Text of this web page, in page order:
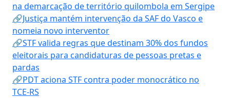
na demarcação de território quilombola em Sergipe
🔗Justiça mantém intervenção da SAF do Vasco e
nomeia novo interventor
🔗STF valida regras que destinam 30% dos fundos
eleitorais para candidaturas de pessoas pretas e
pardas
🔗PDT aciona STF contra poder monocrático no
TCE-RS